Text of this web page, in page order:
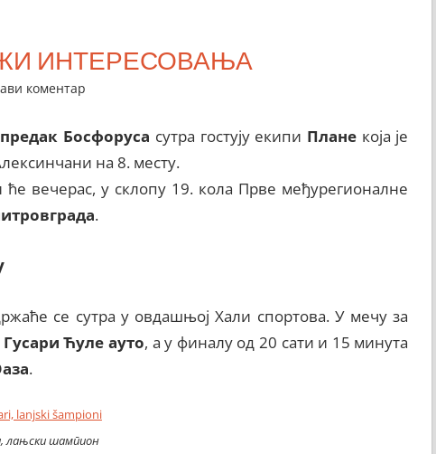
ИНТЕРЕСОВАЊА
коментар
Босфоруса сутра гостују екипи Планекоја је
на 8. месту.
ће вечерас, у склопу 19. кола Прве међурегионалне
.
се сутра у овдашњој Хали спортова. У мечу за
Гусари Ћуле ауто, а у финалу од 20 сати и 15 минута
.
лањски шампион